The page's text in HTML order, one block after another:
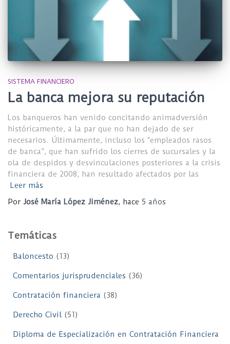
SISTEMA FINANCIERO
La banca mejora su reputación
Los banqueros han venido concitando animadversión
históricamente, a la par que no han dejado de ser
necesarios. Últimamente, incluso los “empleados rasos
de banca”, que han sufrido los cierres de sucursales y la
ola de despidos y desvinculaciones posteriores a la crisis
financiera de 2008, han resultado afectados por las
Leer más
Por José María López Jiménez, hace 5 años
Temáticas
Baloncesto (13)
Comentarios jurisprudenciales (36)
Contratación financiera (38)
Derecho Civil(51)
Diploma de Especialización en Contratación Financiera